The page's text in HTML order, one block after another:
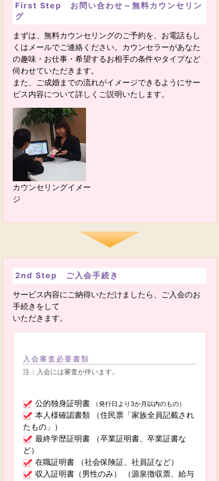
First Step お問い合わせ～無料カウンセリン
グ
まずは、無料カウンセリングのご予約を、お電話もし
くはメールでご連絡ください。カウンセラーがあなた
の趣味・お仕事・希望するお相手の条件やタイプなど
伺わせていただきます。
また、ご成婚までの流れがイメージできるようにサー
ビス内容について詳しくご説明いたします。
カウンセリングイメー
ジ
2nd Step ご入会手続き
サービス内容にご納得いただけましたら、ご入会のお
手続きをして
いただきます。
入会審査必要書類
注：入会には審査が伴います。
公的独身証明書 （発行日より3か月以内のもの）
本人様確認書類 （住民票「家族全員記載され
たもの」）
最終学歴証明書 （卒業証明書、卒業証書な
ど）
在職証明書 （社会保険証、社員証など）
収入証明書（男性のみ） （源泉徴収票、給与